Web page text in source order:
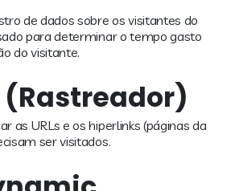
de dados sobre os visitantes do
para determinar o tempo gasto
do visitante.
as URLs e os hiperlinks (páginas da
ser visitados.